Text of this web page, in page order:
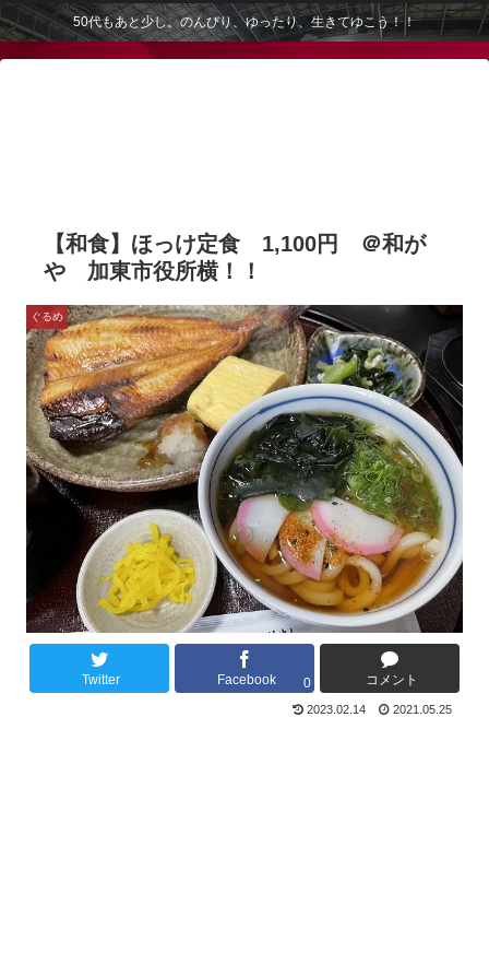
50代もあと少し。のんびり、ゆったり、生きてゆこう！！
【和食】ほっけ定食 1,100円 ＠和が
や 加東市役所横！！
ぐるめ
Twitter Facebook 0 コメント
2023.02.14 2021.05.25